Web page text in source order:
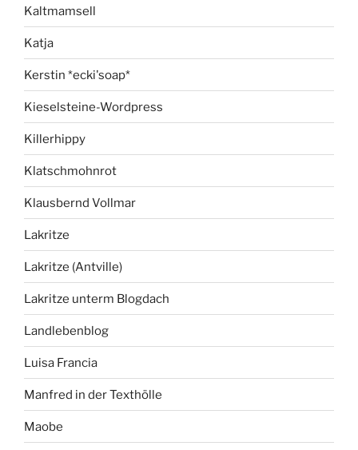
Kaltmamsell
Katja
Kerstin *ecki'soap*
Kieselsteine-Wordpress
Killerhippy
Klatschmohnrot
Klausbernd Vollmar
Lakritze
Lakritze (Antville)
Lakritze unterm Blogdach
Landlebenblog
Luisa Francia
Manfred in der Texthölle
Maobe